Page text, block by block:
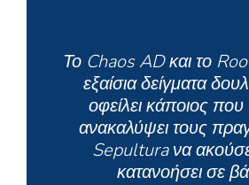
Το Chaos AD και το
εξαίσια δείγματα
οφείλει κάποιος που
ανακαλύψει τους
Sepultura να
κατανοήσει σε